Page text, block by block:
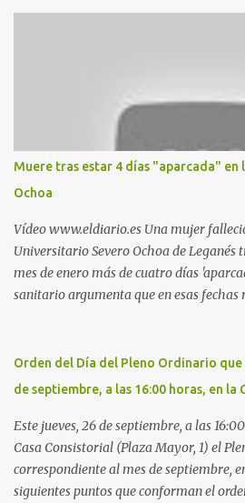
estadio municipal de Butarque) y
Nueva. Otro lugar: Escombrera de
Móstoles También en el parque de la
la Policía Local de Leganés de la calle
cementerio de Butarque". Más
Muere tras estar 4 días "aparcada" en
Ochoa
Vídeo www.eldiario.es Una mujer
Universitario Severo Ochoa de Leganés
mes de enero más de cuatro días
sanitario argumenta que en esas fechas
arritmia y agravamiento de su dolencia
Por ello, la ingresaron a finales del año
cama, en el pasillo, sin mantas y sin
ha denunciado el caso y que grabó un
extrema, aseguró que los pasillos
que faltaban médicos por las vacaciones
Orden del Día del Pleno Ordinario que
de septiembre, a las 16:00 horas, en la
Este jueves, 26 de septiembre, a las
Casa Consistorial (Plaza Mayor, 1) el
correspondiente al mes de septiembre,
siguientes puntos que conforman el